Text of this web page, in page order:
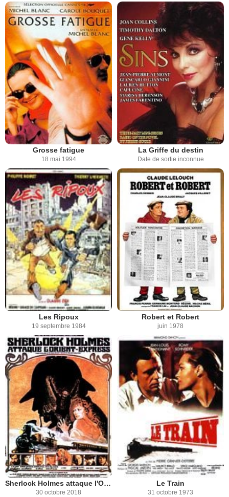
Grosse fatigue
18 mai 1994
La Griffe du destin
Date de sortie inconnue
Les Ripoux
19 septembre 1984
Robert et Robert
juin 1978
Sherlock Holmes attaque l'Orient Express
30 octobre 2018
Le Train
31 octobre 1973